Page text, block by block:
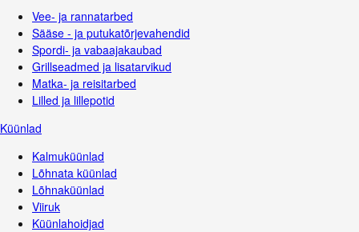
Vee- ja rannatarbed
Sääse - ja putukatõrjevahendid
Spordi- ja vabaajakaubad
Grillseadmed ja lisatarvikud
Matka- ja reisitarbed
Lilled ja lillepotid
Küünlad
Kalmuküünlad
Lõhnata küünlad
Lõhnaküünlad
Viiruk
Küünlahoidjad